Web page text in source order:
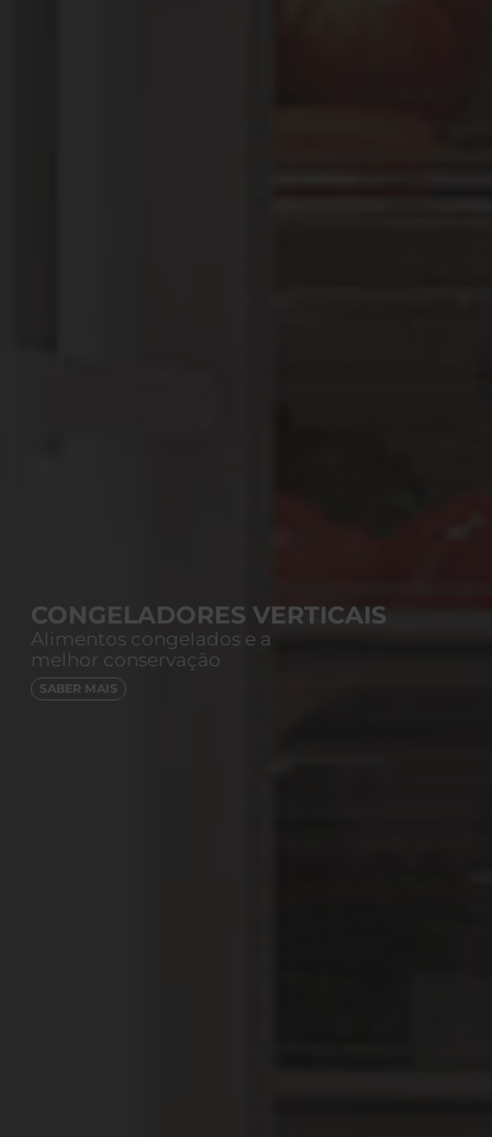
CONGELADORES VERTICAIS
Alimentos congelados e a
melhor conservação
SABER MAIS